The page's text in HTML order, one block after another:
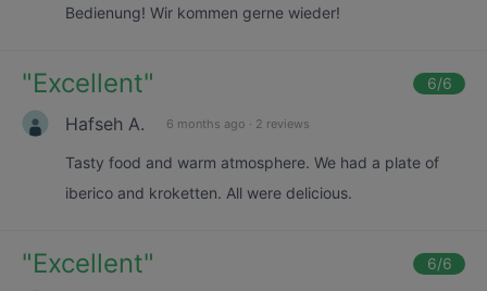
Bedienung! Wir kommen gerne wieder!
"Excellent" 6/6
Hafseh A. 6 months ago · 2 reviews
Tasty food and warm atmosphere. We had a plate of
iberico and kroketten. All were delicious.
"Excellent" 6/6